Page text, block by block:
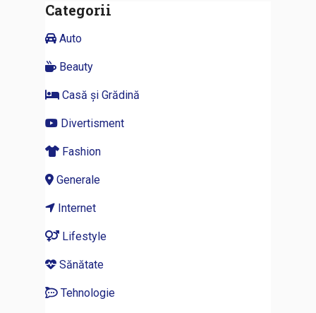
Categorii
Auto
Beauty
Casă și Grădină
Divertisment
Fashion
Generale
Internet
Lifestyle
Sănătate
Tehnologie